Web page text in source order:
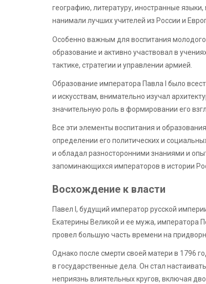
географию, литературу, иностранные
нанимали лучших учителей из России и
Особенно важным для воспитания
образование и активно участвовал в
тактике, стратегии и управлении армией.
Образование императора Павла I было
и искусствам, внимательно изучал
значительную роль в формировании его
Все эти элементы воспитания и
определении его политических и
и обладал разносторонними знаниями и
запоминающихся императоров в истории
Восхождение к власти
Павел I, будущий император русской
Екатерины Великой и ее мужа, императора
провел большую часть времени на
Однако после смерти своей матери в 1796
в государственные дела. Он стал
неприязнь влиятельных кругов, включая